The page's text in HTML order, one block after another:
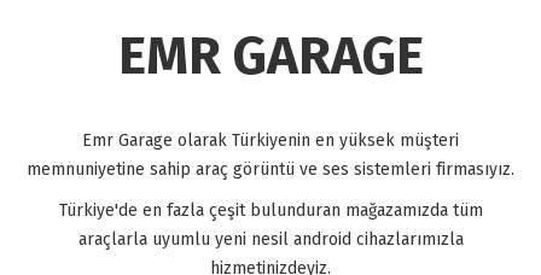
EMR GARAGE
Emr Garage olarak Türkiyenin en yüksek müşteri
memnuniyetine sahip araç görüntü ve ses sistemleri firmasıyız.
Türkiye'de en fazla çeşit bulunduran mağazamızda tüm
araçlarla uyumlu yeni nesil android cihazlarımızla
hizmetinizdeyiz.